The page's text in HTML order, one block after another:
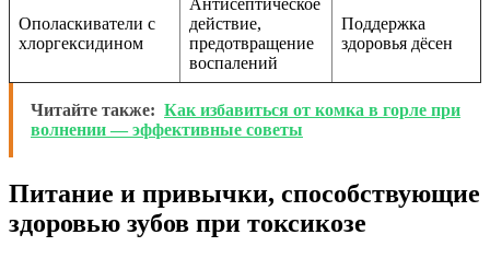
Ополаскиватели с
хлоргексидином
Антисептическое
действие,
предотвращение
воспалений
Поддержка
здоровья дёсен
Читайте также: Как избавиться от комка в горле при
волнении — эффективные советы
Питание и привычки, способствующие
здоровью зубов при токсикозе